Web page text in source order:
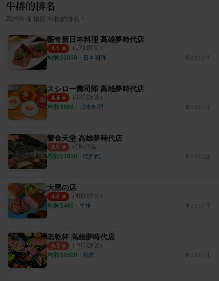
牛排的排名
高雄市 前鎮區 牛排 的排名 ›
藝奇新日本料理 高雄夢時代店
4.5 （ 17則評論）
均消 $1000 ・ 日本料理
スシロー壽司郎 高雄夢時代店
4.4 （ 33則評論）
均消 $500 ・ 日本料理
饗食天堂 高雄夢時代店
4.0 （ 6則評論）
均消 $1000 ・ 吃到飽 2.56公里
大黑の店
4.8 （ 40則評論）
均消 $460 ・ 牛排
老乾杯 高雄夢時代店
4.3 （ 18則評論）
均消 $2500 ・ 燒肉